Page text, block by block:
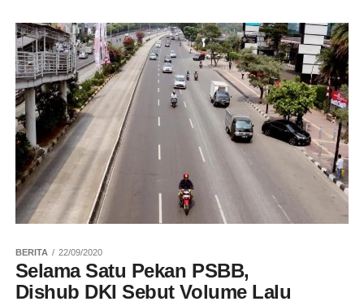
BERITA 22/09/2020
Selama Satu Pekan PSBB,
Dishub DKI Sebut Volume Lalu